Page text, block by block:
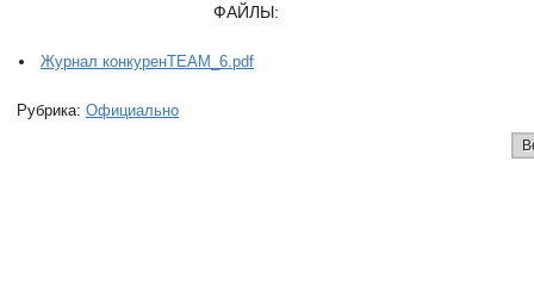
ФАЙЛЫ:
Журнал конкуренTEAM_6.pdf
Рубрика: Официально